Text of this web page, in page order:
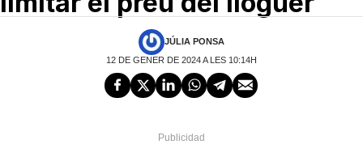
JÚLIA PONSA
12 DE GENER DE 2024 A LES 10:14H